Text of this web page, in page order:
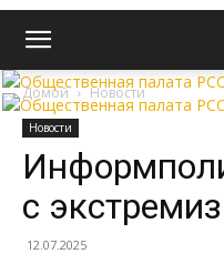
Домой Новости
Новости
с
12.07.2025